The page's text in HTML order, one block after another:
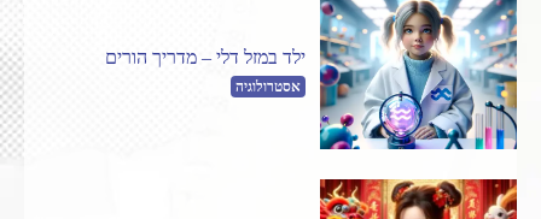
ילד במזל דלי – מדריך הורים
אסטרולוגיה